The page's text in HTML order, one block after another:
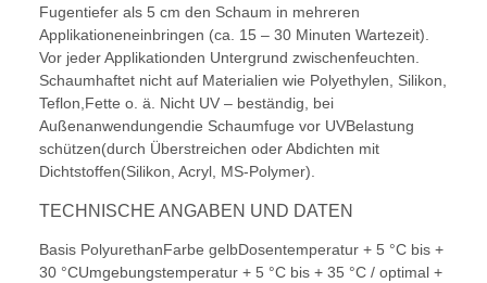
Fugentiefer als 5 cm den Schaum in mehreren
Applikationeneinbringen (ca. 15 – 30 Minuten Wartezeit).
Vor jeder Applikationden Untergrund zwischenfeuchten.
Schaumhaftet nicht auf Materialien wie Polyethylen, Silikon,
Teflon,Fette o. ä. Nicht UV – beständig, bei
Außenanwendungendie Schaumfuge vor UVBelastung
schützen(durch Überstreichen oder Abdichten mit
Dichtstoffen(Silikon, Acryl, MS-Polymer).
TECHNISCHE ANGABEN UND DATEN
Basis PolyurethanFarbe gelbDosentemperatur + 5 °C bis +
30 °CUmgebungstemperatur + 5 °C bis + 35 °C / optimal +